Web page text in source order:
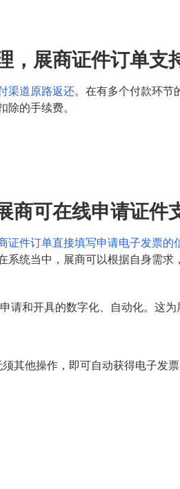
，展商证件订单支
渠道原路返还。在有多个付款环节
的手续费。
商可在线申请证件
证件订单直接填写申请电子发票的
统当中，展商可以根据自身需求
请和开具的数字化、自动化。这
他操作，即可自动获得电子发票